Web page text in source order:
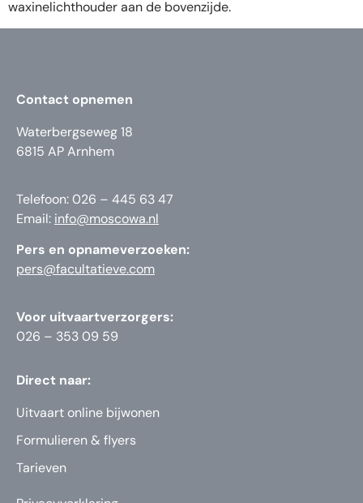
waxinelichthouder aan de bovenzijde.
Contact opnemen
Waterbergseweg 18
6815 AP Arnhem
Telefoon: 026 – 445 63 47
Email: info@moscowa.nl
Pers en opnameverzoeken:
pers@facultatieve.com
Voor uitvaartverzorgers:
026 – 353 09 59
Direct naar:
Uitvaart online bijwonen
Formulieren & flyers
Tarieven